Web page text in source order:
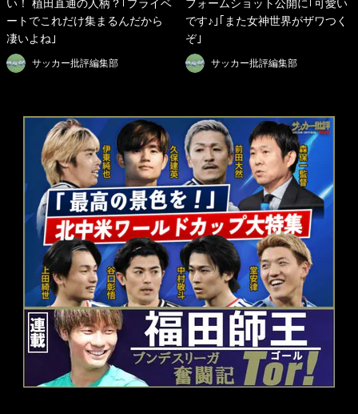
い！ 植田直通の人柄？｢プライベ
ートでこれだけ集まるんだから
凄いよね｣
サッカー批評編集部
フォームショット公開に｢可愛い
です♪｣｢また女神世界がザワつく
ぞ｣
サッカー批評編集部